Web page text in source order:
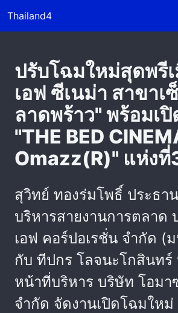
Thailand4
ปรับโฉมใหม่สุดพรี
เอฟ ซีเนม่า สาขาเ
ลาดพร้าว" พร้อมเ
"THE BED
Omazz(R)" แห่งที่
สุวิทย์ ทองร่มโพธิ์ ประธา
บริหารสายงานการตลาด
เอฟ คอร์ปอเรชั่น จำกัด (
กับ ทีปกร โลจนะโกสินทร์
หน้าที่บริหาร บริษัท โอมา
จำกัด จัดงานเปิดโฉมใหม่